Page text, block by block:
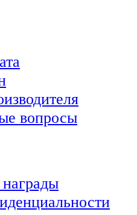
вопросы